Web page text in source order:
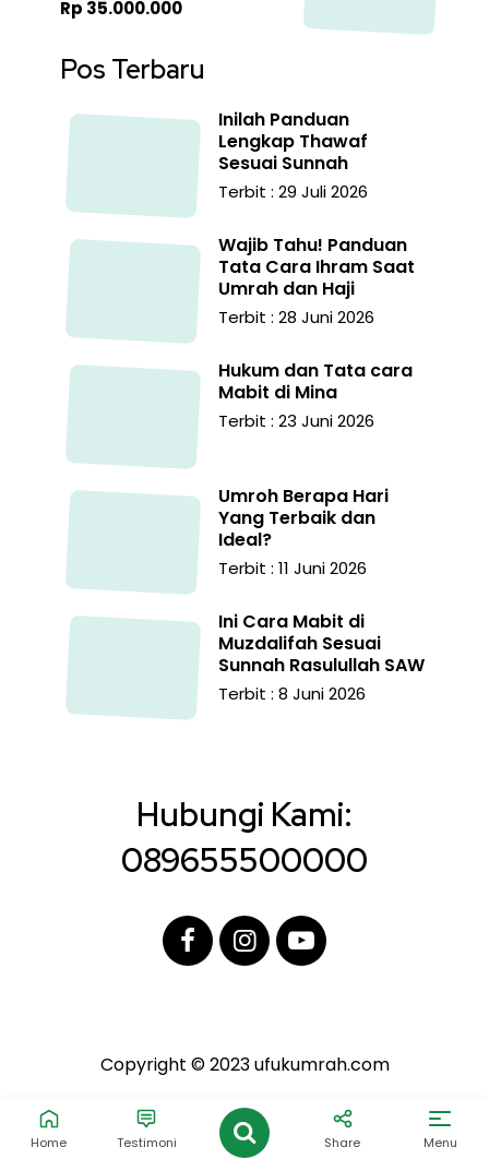
Rp 35.000.000
Pos Terbaru
Inilah Panduan
Lengkap Thawaf
Sesuai Sunnah
Terbit : 29 Juli 2026
Wajib Tahu! Panduan
Tata Cara Ihram Saat
Umrah dan Haji
Terbit : 28 Juni 2026
Hukum dan Tata cara
Mabit di Mina
Terbit : 23 Juni 2026
Umroh Berapa Hari
Yang Terbaik dan
Ideal?
Terbit : 11 Juni 2026
Ini Cara Mabit di
Muzdalifah Sesuai
Sunnah Rasulullah SAW
Terbit : 8 Juni 2026
Hubungi Kami:
089655500000
Copyright © 2023 ufukumrah.com
Home Testimoni Share Menu